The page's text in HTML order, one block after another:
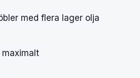
med flera lager olja